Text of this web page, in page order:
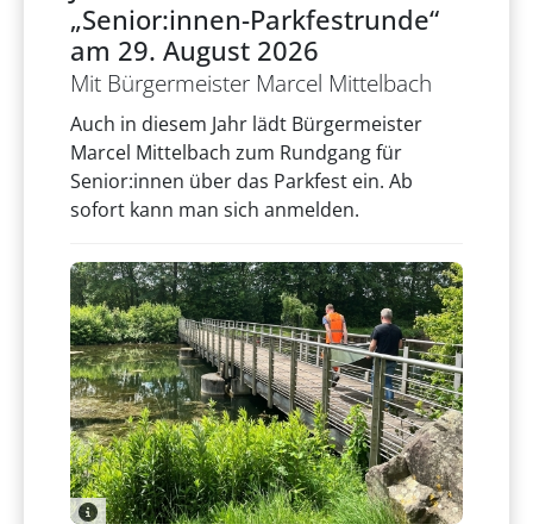
„Senior:innen-Parkfestrunde“
am 29. August 2026
Mit Bürgermeister Marcel Mittelbach
Auch in diesem Jahr lädt Bürgermeister
Marcel Mittelbach zum Rundgang für
Senior:innen über das Parkfest ein. Ab
sofort kann man sich anmelden.